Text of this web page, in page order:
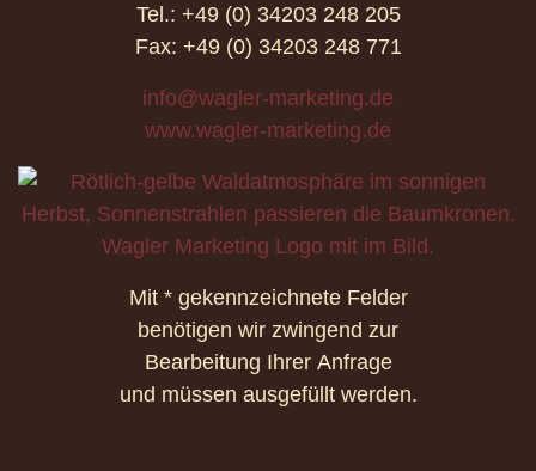
Tel.: +49 (0) 34203 248 205
Fax: +49 (0) 34203 248 771
info@wagler-marketing.de
www.wagler-marketing.de
Mit * gekennzeichnete Felder
benötigen wir zwingend zur
Bearbeitung Ihrer Anfrage
und müssen ausgefüllt werden.